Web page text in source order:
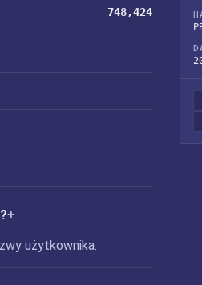
748,424
użytkownika.